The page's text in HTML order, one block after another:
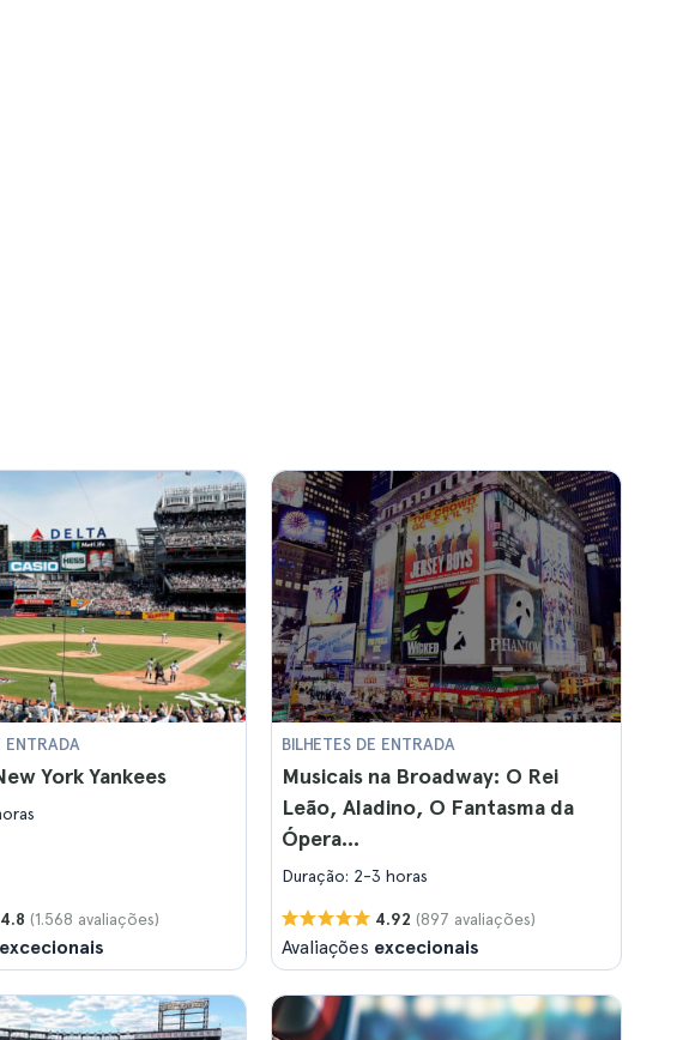
ENTRADA
York Yankees
4.8 (1.568 avaliações)
excecionais
BILHETES DE ENTRADA
Musicais na Broadway: O Rei
Leão, Aladino, O Fantasma da
Ópera...
Duração: 2-3 horas
4.92 (897 avaliações)
Avaliações excecionais